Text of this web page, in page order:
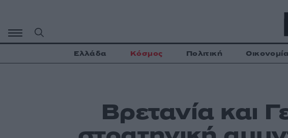
περιεχόμενο
Ελλάδα Κόσμος Πολιτική Οικονομία
Βρετανία και